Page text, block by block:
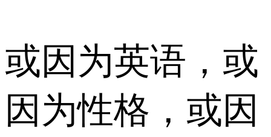
或因为英语，或
因为性格，或因